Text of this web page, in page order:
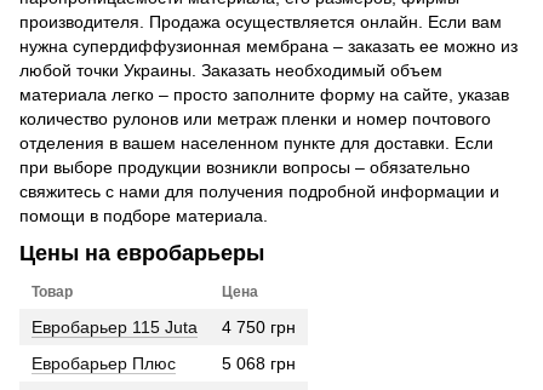
производителя. Продажа осуществляется онлайн. Если вам
нужна супердиффузионная мембрана – заказать ее можно из
любой точки Украины. Заказать необходимый объем
материала легко – просто заполните форму на сайте, указав
количество рулонов или метраж пленки и номер почтового
отделения в вашем населенном пункте для доставки. Если
при выборе продукции возникли вопросы – обязательно
свяжитесь с нами для получения подробной информации и
помощи в подборе материала.
Цены на евробарьеры
Товар Цена
Евробарьер 115 Juta
4 750 грн
Евробарьер Плюс
5 068 грн